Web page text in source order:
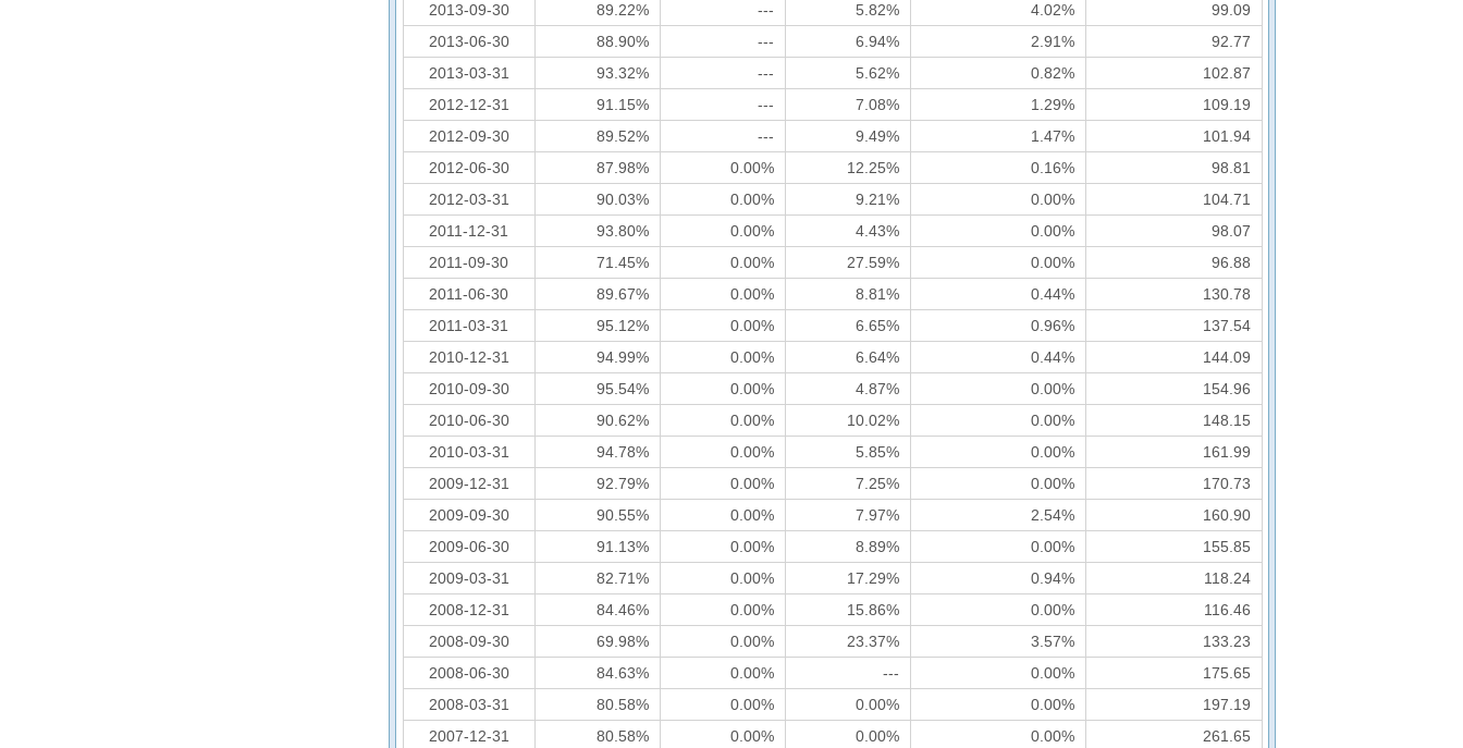
2013-09-30
89.22% --- 5.82% 4.02%
99.09
2013-06-30
88.90% --- 6.94% 2.91%
92.77
2013-03-31
93.32% --- 5.62% 0.82%
102.87
2012-12-31
91.15% --- 7.08% 1.29%
109.19
2012-09-30
89.52% --- 9.49% 1.47%
101.94
2012-06-30
87.98% 0.00% 12.25% 0.16%
98.81
2012-03-31
90.03% 0.00% 9.21% 0.00%
104.71
2011-12-31
93.80% 0.00% 4.43% 0.00%
98.07
2011-09-30
71.45% 0.00% 27.59% 0.00%
96.88
2011-06-30
89.67% 0.00% 8.81% 0.44%
130.78
2011-03-31
95.12% 0.00% 6.65% 0.96%
137.54
2010-12-31
94.99% 0.00% 6.64% 0.44%
144.09
2010-09-30
95.54% 0.00% 4.87% 0.00%
154.96
2010-06-30
90.62% 0.00% 10.02% 0.00%
148.15
2010-03-31
94.78% 0.00% 5.85% 0.00%
161.99
2009-12-31
92.79% 0.00% 7.25% 0.00%
170.73
2009-09-30
90.55% 0.00% 7.97% 2.54%
160.90
2009-06-30
91.13% 0.00% 8.89% 0.00%
155.85
2009-03-31
82.71% 0.00% 17.29% 0.94%
118.24
2008-12-31
84.46% 0.00% 15.86% 0.00%
116.46
2008-09-30
69.98% 0.00% 23.37% 3.57%
133.23
2008-06-30
84.63% 0.00% --- 0.00%
175.65
2008-03-31
80.58% 0.00% 0.00% 0.00%
197.19
2007-12-31
80.58% 0.00% 0.00% 0.00% 261.65